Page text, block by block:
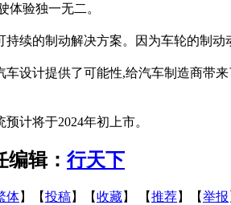
体验独一无二。
持续的制动解决方案。因为车轮的制
车设计提供了可能性,给汽车制造商带
预计将于2024年初上市。
编辑： 行天下
体】【投稿】【收藏】 【推荐】【举报